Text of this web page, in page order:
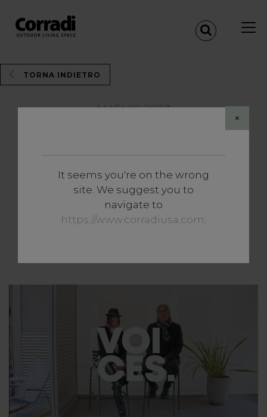
×
It seems you're on the wrong
site. We suggest you to
navigate to
https://www.corradiusa.com.
TORNA INDIETRO
LUGLIO 2023
Approfondimenti
Laura Cola per The Outdoor
Voices: la passione per